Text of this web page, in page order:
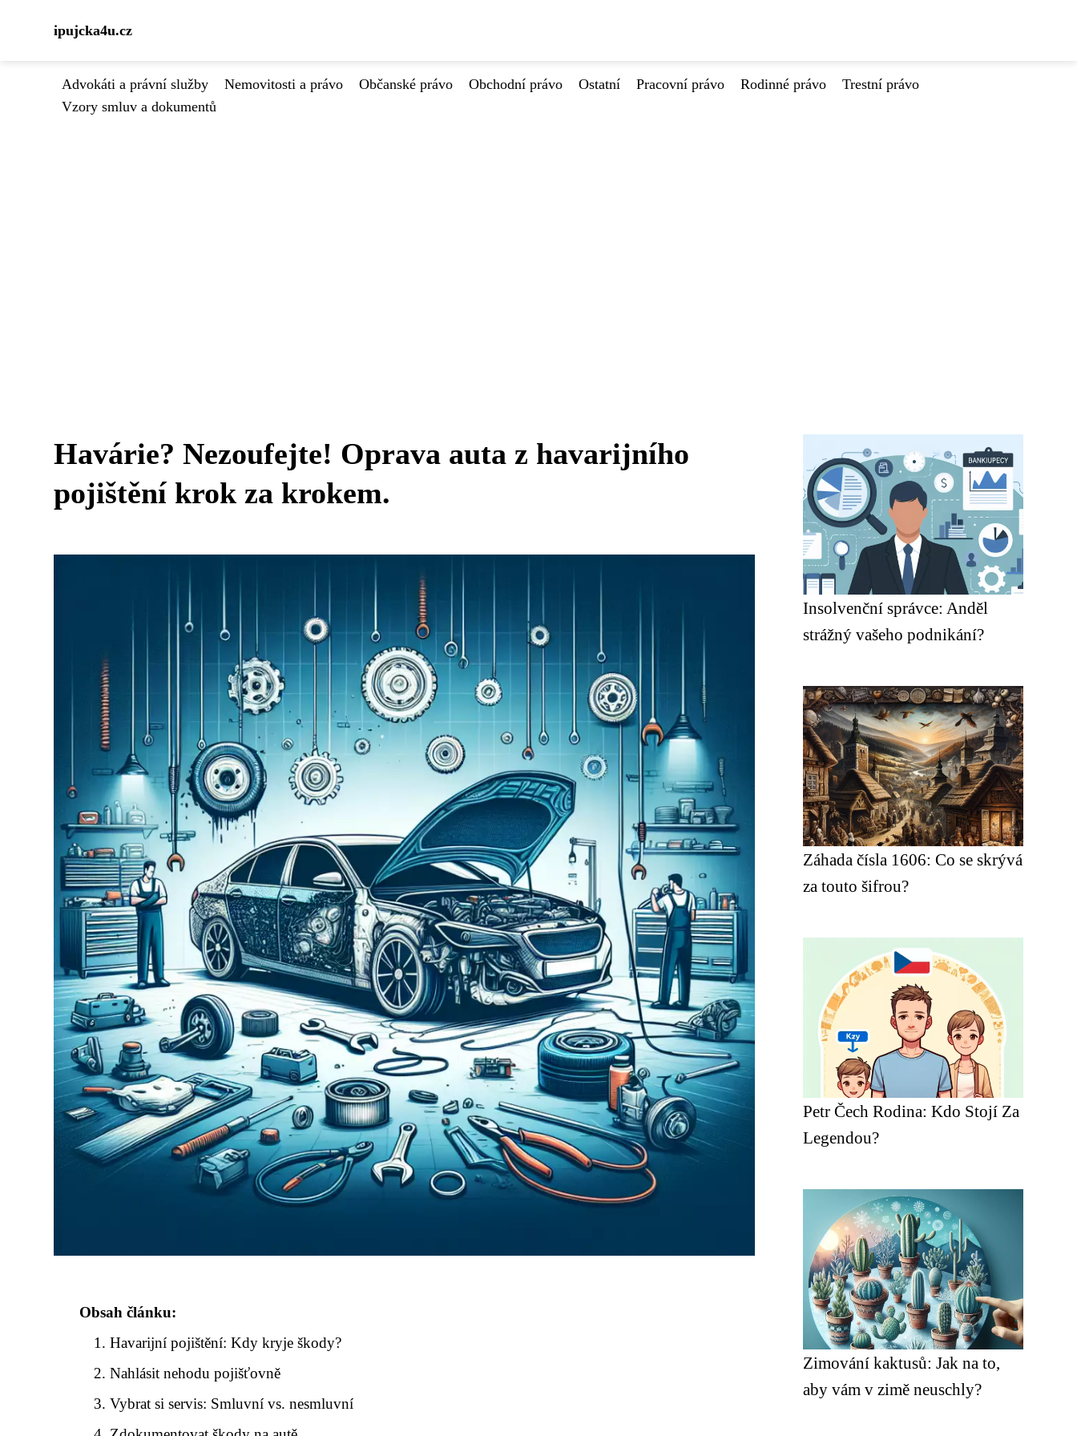
ipujcka4u.cz
Advokáti a právní služby Nemovitosti a právo Občanské právo Obchodní právo Ostatní Pracovní právo Rodinné právo
Trestní právo
Vzory smluv a dokumentů
Havárie? Nezoufejte! Oprava auta z havarijního
pojištění krok za krokem.
Obsah článku:
Havarijní pojištění: Kdy kryje škody?
Nahlásit nehodu pojišťovně
Vybrat si servis: Smluvní vs. nesmluvní
Insolvenční správce: Anděl
strážný vašeho podnikání?
Záhada čísla 1606: Co se skrývá
za touto šifrou?
Petr Čech Rodina: Kdo Stojí Za
Legendou?
Zimování kaktusů: Jak na to,
aby vám v zimě neuschly?